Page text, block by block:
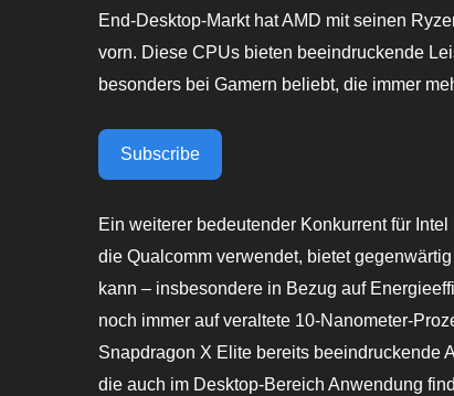
End-Desktop-Markt hat AMD mit seinen
vorn. Diese CPUs bieten beeindruckende
besonders bei Gamern beliebt, die immer
Subscribe
Ein weiterer bedeutender Konkurrent für
die Qualcomm verwendet, bietet
kann – insbesondere in Bezug auf
noch immer auf veraltete 10-Nanometer-
Snapdragon X Elite bereits beeindruckende
die auch im Desktop-Bereich Anwendung